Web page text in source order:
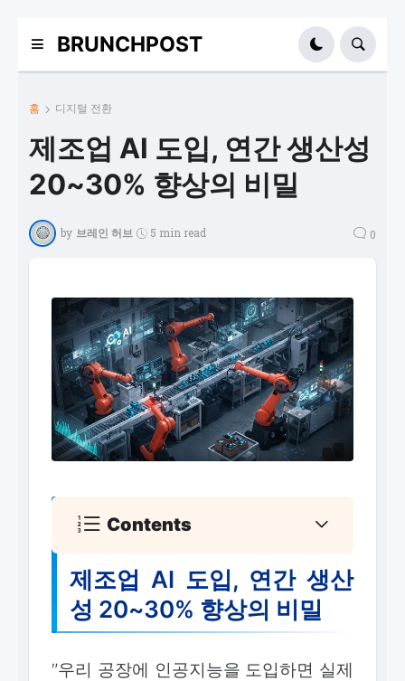
BRUNCHPOST
홈 디지털 전환
제조업 AI 도입, 연간 생산성
20~30% 향상의 비밀
by 브레인 허브 5 min read 0
Contents
제조업 AI 도입, 연간 생산
성 20~30% 향상의 비밀
"우리 공장에 인공지능을 도입하면 실제